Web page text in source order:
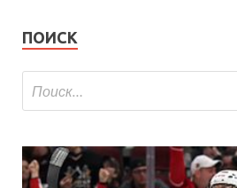
ПОИСК